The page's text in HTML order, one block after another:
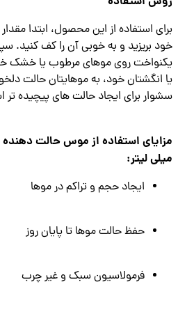
استفاده از این محصول، ابتدا
بریزید و به خوبی آن را کف کنید.
روی موهای مرطوب یا خشک خود
خود، به موهایتان حالت دلخواه
برای ایجاد حالت های پیچیده تر
لیتر:
ایجاد حجم و تراکم در موها
حفظ حالت موها تا پایان روز
فرمولاسیون سبک و غیر چرب